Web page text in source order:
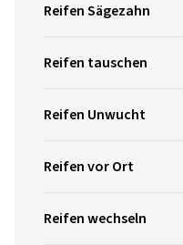
Reifen Sägezahn
Reifen tauschen
Reifen Unwucht
Reifen vor Ort
Reifen wechseln